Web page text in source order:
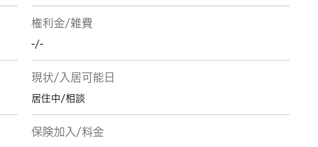
権利金/雑費
-/-
現状/入居可能日
居住中/相談
保険加入/料金